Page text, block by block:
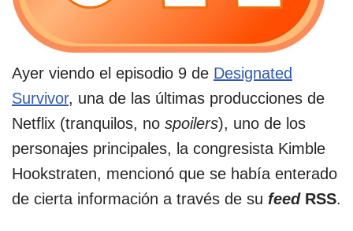
Ayer viendo el episodio 9 de Designated
Survivor, una de las últimas producciones de
Netflix (tranquilos, no spoilers), uno de los
personajes principales, la congresista Kimble
Hookstraten, mencionó que se había enterado
de cierta información a través de su feedRSS.